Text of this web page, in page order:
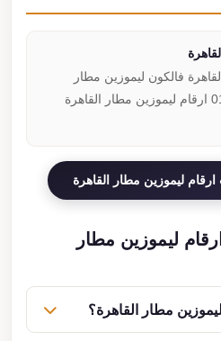
فالكون ليموزين مطار
القاهرة 01000948802 ارقام ليموزين مطار القاهرة
ليموزين مطار القاهرة
ليموزين مطار
مطار القاهرة؟